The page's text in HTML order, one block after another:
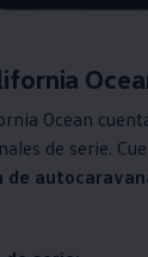
Ocean
de serie.
de